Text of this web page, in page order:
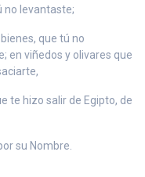
no levantaste;
que tú no
en viñedos y olivares que
te hizo salir de Egipto, de
su Nombre.